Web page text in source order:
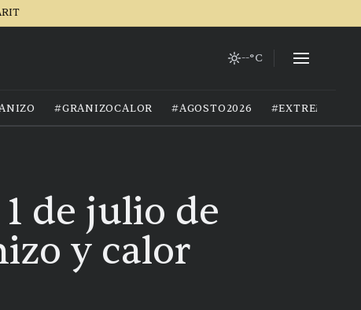
--°C
#GRANIZOCALOR #AGOSTO2026
de julio de
y calor